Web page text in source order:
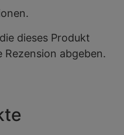
dieses Produkt
abgeben.